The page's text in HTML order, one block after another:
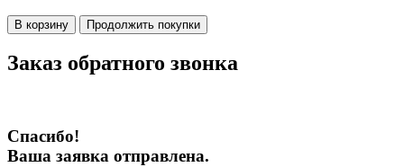
В корзину Продолжить покупки
Заказ обратного звонка
Спасибо!
Ваша заявка отправлена.